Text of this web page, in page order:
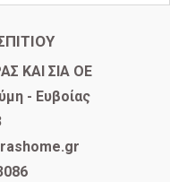
ΚΑΙ ΣΙΑ ΟΕ
- Ευβοίας